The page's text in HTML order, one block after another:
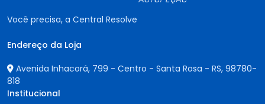
Você precisa, a Central Resolve
Endereço da Loja
Avenida Inhacorá, 799 - Centro - Santa Rosa - RS, 98780-
818
Institucional